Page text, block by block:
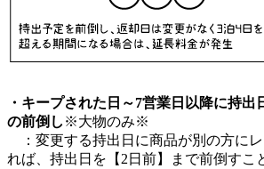
・ キープされた日～7営業日以降に持出
の前倒し ※大物のみ※
：変更する持出日に商品が別の方に
れば、持出日を【2日前】まで前倒すこ